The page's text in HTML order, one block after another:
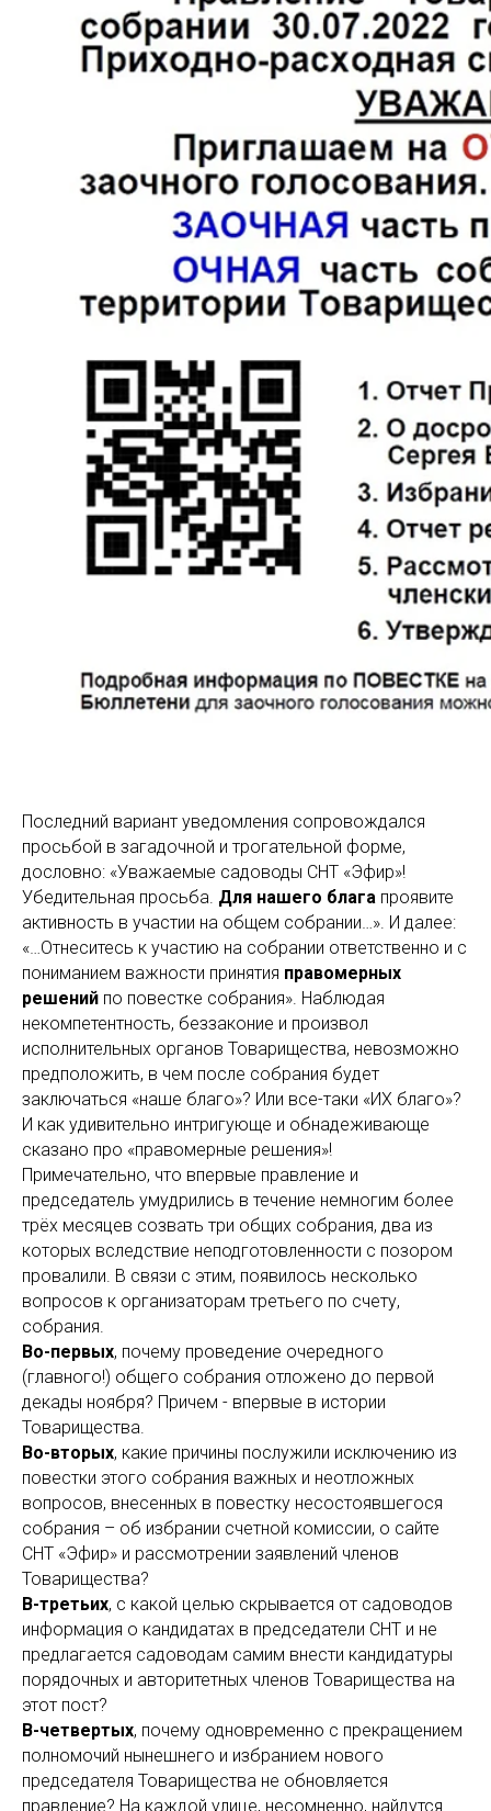
Последний вариант уведомления сопровождался
просьбой в загадочной и трогательной форме,
дословно: «Уважаемые садоводы СНТ «Эфир»!
Убедительная просьба. Для нашего блага проявите
активность в участии на общем собрании…». И далее:
«…Отнеситесь к участию на собрании ответственно и с
пониманием важности принятия правомерных
решений по повестке собрания». Наблюдая
некомпетентность, беззаконие и произвол
исполнительных органов Товарищества, невозможно
предположить, в чем после собрания будет
заключаться «наше благо»? Или все-таки «ИХ благо»?
И как удивительно интригующе и обнадеживающе
сказано про «правомерные решения»!
Примечательно, что впервые правление и
председатель умудрились в течение немногим более
трёх месяцев созвать три общих собрания, два из
которых вследствие неподготовленности с позором
провалили. В связи с этим, появилось несколько
вопросов к организаторам третьего по счету,
собрания.
Во-первых, почему проведение очередного
(главного!) общего собрания отложено до первой
декады ноября? Причем - впервые в истории
Товарищества.
Во-вторых, какие причины послужили исключению из
повестки этого собрания важных и неотложных
вопросов, внесенных в повестку несостоявшегося
собрания – об избрании счетной комиссии, о сайте
СНТ «Эфир» и рассмотрении заявлений членов
Товарищества?
В-третьих, с какой целью скрывается от садоводов
информация о кандидатах в председатели СНТ и не
предлагается садоводам самим внести кандидатуры
порядочных и авторитетных членов Товарищества на
этот пост?
В-четвертых, почему одновременно с прекращением
полномочий нынешнего и избранием нового
председателя Товарищества не обновляется
правление? На каждой улице, несомненно, найдутся